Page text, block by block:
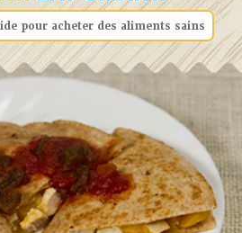
pour acheter des aliments sains